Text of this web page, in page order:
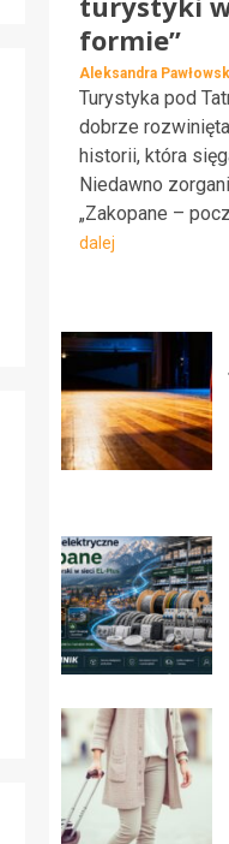
formie”
Aleksandra
Turystyka pod
dobrze
historii, która
Niedawno
„Zakopane –
dalej